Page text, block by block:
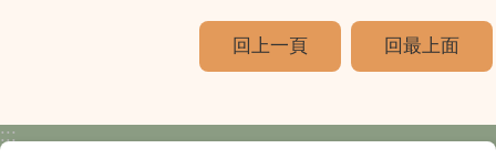
回上一頁 回最上面
:::